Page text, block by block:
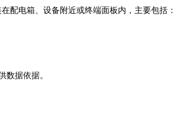
配电箱、设备附近或终端面板内，主要包括：
数据依据。